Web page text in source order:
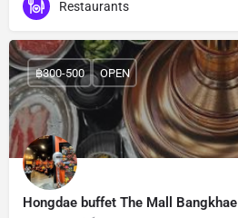
Restaurants
Hongdae buffet The Mall Bangkhae
฿300-500 OPEN